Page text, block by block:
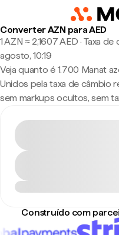
Converter AZN para AED
1 AZN ≈ 2,1607 AED · Taxa
agosto, 10:19
Veja quanto é 1.700 Manat
Unidos pela taxa de câmbio
sem markups ocultos, sem
Construído com